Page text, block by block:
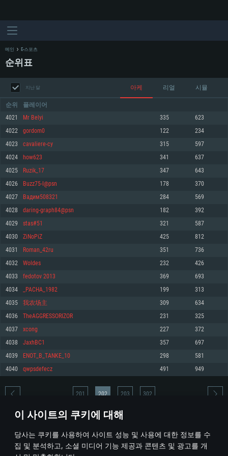
이 사이트의 쿠키에 대해
당사는 쿠키를 사용하여 사이트 성능 및 사용에 대한 정보를 수
집 및 분석하고, 소셜 미디어 기능 제공과 콘텐츠 및 광고를 개
최소사양
운영체제: Windows 10 (64 bit)
프로세서: 2.2 GHz 듀얼코어 이상
메모리: 4GB
그래픽 카드: DirectX 11 이상을 지원하는 AMD Radeon 77XX / NVIDIA
GeForce GT 660. 최소 사양 해상도: 720p
네트워크: 브로드밴드 인터넷
여유 저장 공간: 22.1 GB (최소 클라이언트)
권장 사양
570 혹은 그 이상
여유 저장 공간: 62.2 GB (전체 클라이언트)
최소사양
운영체제: Mac OS Big Sur 11.0
프로세서: 최소 2.2 GHz의 Core i5 (Intel Xeon 은 지원하지 않습니다)
메모리: 6 GB
그래픽 카드: Metal 을 지원하는 Intel Iris Pro 5200 (Mac), 혹은 이와 비슷한 성
능을 가지는 Mac 버전의 AMD/Nvidia. 최소 해상도: 720p
네트워크: 브로드밴드 인터넷
여유 저장 공간: 22.1 GB (최소 클라이언트)
권장 사양
네트워크: 브로드밴드 인터넷
여유 저장 공간: 62.2 GB (전체 클라이언트)
최소사양
운영체제: 64bit Linux 중 최신 버전
프로세서: 2.4 GHz 듀얼코어
메모리: 4 GB
그래픽 카드: Vulkan 을 지원하고, 최신 그래픽 드라이버를 지원하는 NVIDIA
660 (6개월 미만) 혹은 그와 동급의 성능을 가지며 최신 그래픽 드라이버를 지
원하는 AMD (6개월 미만; 최소사양 지원 해상도 720p)
네트워크: 브로드밴드 인터넷
여유 저장 공간: 22.1 GB (최소 클라이언트)
권장 사양
운영체제: Ubuntu 20.04 64bit
프로세서: Intel Core i7
메모리: 16 GB
그래픽 카드: Vulkan 을 지원하고, 최신 그래픽 드라이버를 지원하는 NVIDIA
1060 (6개월 미만) 혹은 그와 동급의 성능을 가지며 최신 그래픽 드라이버를
지원하는 AMD RX 570 (6개월 미만; 최소사양 지원 해상도 720p) 이상
여유 저장 공간: 62.2 GB (전체 클라이언트)
메인 E-스포츠
순위표
지난 달 아케 리얼 시뮬
순위 플레이어
4021 Mr Belyi 335 623
4022 gordom0 122 234
4023 cavaliere-cy 315 597
4024 how623 341 637
4025 Ruzik_17 347 643
4026 Buzz75-I@psn 178 370
4027 Вадим508321 284 569
4028 daring-graph84@psn 182 392
4029 stas#51 321 587
4030 ZiNoPiZ 425 812
4031 Roman_42ru 351 736
4032 Woldes 232 426
4033 fedotov 2013 369 693
4034 _PACHA_1982 199 313
4035 我农场主 309 634
4036 TheAGGRESSORIZOR 231 325
4037 xcong 227 372
4038 JaxhBC1 357 697
4039 ENOT_B_TANKE_10 298 581
4040 qwpsdefecz 491 949
* 순위표는 매일 1회 갱신됩니다
201 202 203 302